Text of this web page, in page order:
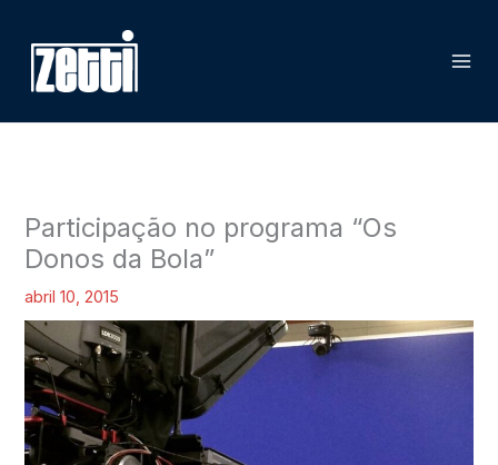
para
conteúdo
Participação no programa “Os
Donos da Bola”
abril 10, 2015
e
a
r